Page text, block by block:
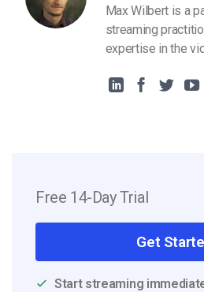
Max Wilbert is a
streaming
expertise in the
Free 14-Day Trial
Get
Start streaming